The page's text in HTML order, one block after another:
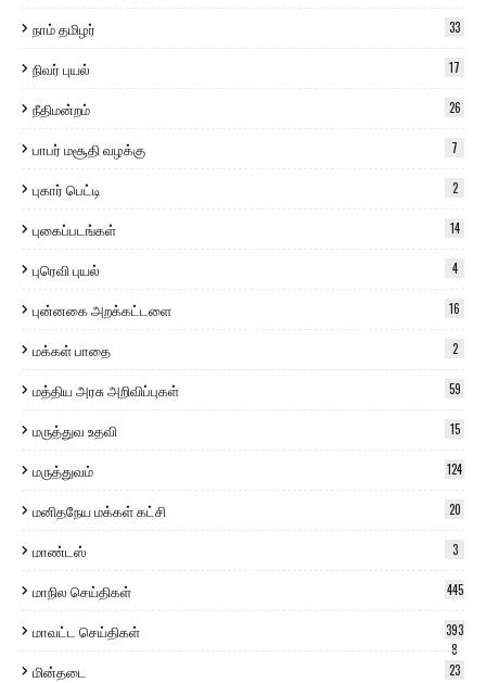
நாம் தமிழர் 33
நிவர் புயல் 17
நீதிமன்றம் 26
பாபர் மசூதி வழக்கு 7
புகார் பெட்டி 2
புகைப்படங்கள் 14
புரெவி புயல் 4
புன்னகை அறக்கட்டளை 16
மக்கள் பாதை 2
மத்திய அரசு அறிவிப்புகள் 59
மருத்துவ உதவி 15
மருத்துவம் 124
மனிதநேய மக்கள் கட்சி 20
மாண்டஸ் 3
மாநில செய்திகள் 445
மாவட்ட செய்திகள்
393
8
மின்தடை 23